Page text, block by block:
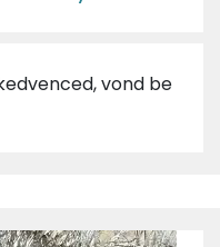
vond be